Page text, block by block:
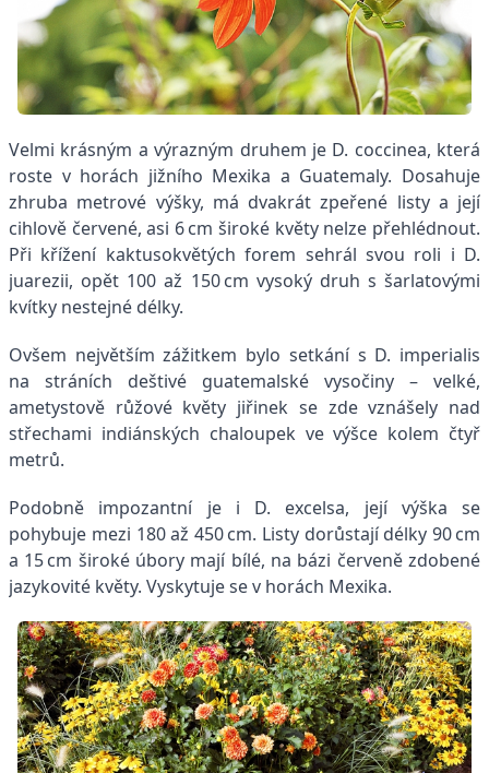
Velmi krásným a výrazným druhem je D. coccinea, která
roste v horách jižního Mexika a Guatemaly. Dosahuje
zhruba metrové výšky, má dvakrát zpeřené listy a její
cihlově červené, asi 6 cm široké květy nelze přehlédnout.
Při křížení kaktusokvětých forem sehrál svou roli i D.
juarezii, opět 100 až 150 cm vysoký druh s šarlatovými
kvítky nestejné délky.
Ovšem největším zážitkem bylo setkání s D. imperialis
na stráních deštivé guatemalské vysočiny – velké,
ametystově růžové květy jiřinek se zde vznášely nad
střechami indiánských chaloupek ve výšce kolem čtyř
metrů.
Podobně impozantní je i D. excelsa, její výška se
pohybuje mezi 180 až 450 cm. Listy dorůstají délky 90 cm
a 15 cm široké úbory mají bílé, na bázi červeně zdobené
jazykovité květy. Vyskytuje se v horách Mexika.